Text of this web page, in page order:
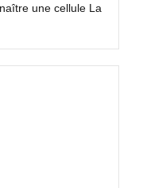
une cellule La